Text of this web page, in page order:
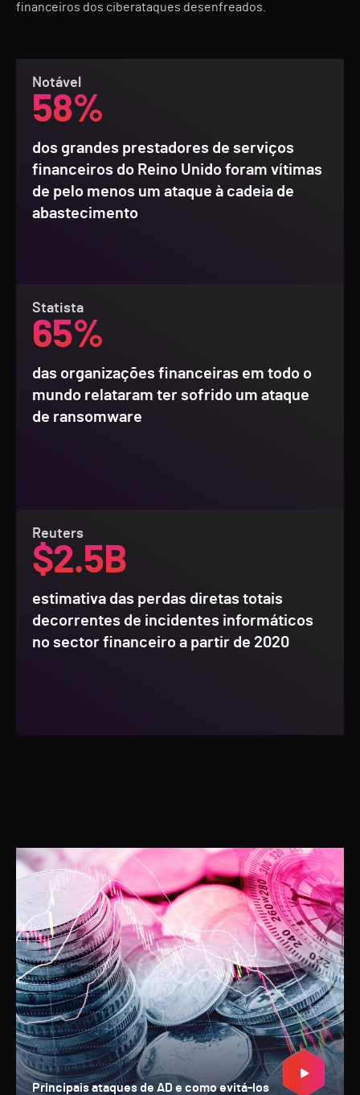
financeiros dos ciberataques desenfreados.
Notável
58%
dos grandes prestadores de serviços
financeiros do Reino Unido foram vítimas
de pelo menos um ataque à cadeia de
abastecimento
Statista
65%
das organizações financeiras em todo o
mundo relataram ter sofrido um ataque
de ransomware
Reuters
$2.5B
estimativa das perdas diretas totais
decorrentes de incidentes informáticos
no sector financeiro a partir de 2020
Principais ataques de AD e como evitá-los